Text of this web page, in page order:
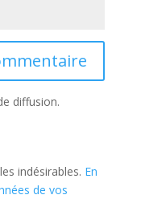
diffusion.
indésirables. En
de vos